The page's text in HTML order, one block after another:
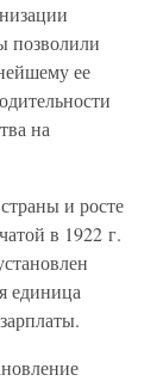
позволили
ее
на
и росте
в 1922 г.
единица